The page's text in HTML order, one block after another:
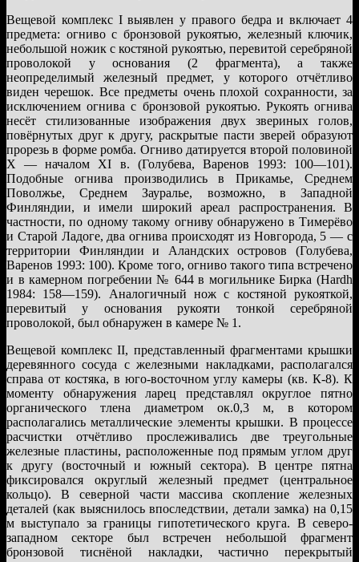
Вещевой комплекс I выявлен у правого бедра и включает 4
предмета: огниво с бронзовой рукоятью, железный ключик,
небольшой ножик с костяной рукоятью, перевитой серебряной
проволокой у основания (2 фрагмента), а также
неопределимый железный предмет, у которого отчётливо
виден черешок. Все предметы очень плохой сохранности, за
исключением огнива с бронзовой рукоятью. Рукоять огнива
несёт стилизованные изображения двух звериных голов,
повёрнутых друг к другу, раскрытые пасти зверей образуют
прорезь в форме ромба. Огниво датируется второй половиной
X — началом XI в. (Голубева, Варенов 1993: 100—101).
Подобные огнива производились в Прикамье, Среднем
Поволжье, Среднем Зауралье, возможно, в Западной
Финляндии, и имели широкий ареал распространения. В
частности, по одному такому огниву обнаружено в Тимерёво
и Старой Ладоге, два огнива происходят из Новгорода, 5 — с
территории Финляндии и Аландских островов (Голубева,
Варенов 1993: 100). Кроме того, огниво такого типа встречено
и в камерном погребении № 644 в могильнике Бирка (Hardh
1984: 158—159). Аналогичный нож с костяной рукояткой,
перевитый у основания рукояти тонкой серебряной
проволокой, был обнаружен в камере № 1.
Вещевой комплекс II, представленный фрагментами крышки
деревянного сосуда с железными накладками, располагался
справа от костяка, в юго-восточном углу камеры (кв. К-8). К
моменту обнаружения ларец представлял округлое пятно
органического тлена диаметром ок.0,3 м, в котором
располагались металлические элементы крышки. В процессе
расчистки отчётливо прослеживались две треугольные
железные пластины, расположенные под прямым углом друг
к другу (восточный и южный сектора). В центре пятна
фиксировался округлый железный предмет (центральное
кольцо). В северной части массива скопление железных
деталей (как выяснилось впоследствии, детали замка) на 0,15
м выступало за границы гипотетического круга. В северо-
западном секторе был встречен небольшой фрагмент
бронзовой тиснёной накладки, частично перекрытый